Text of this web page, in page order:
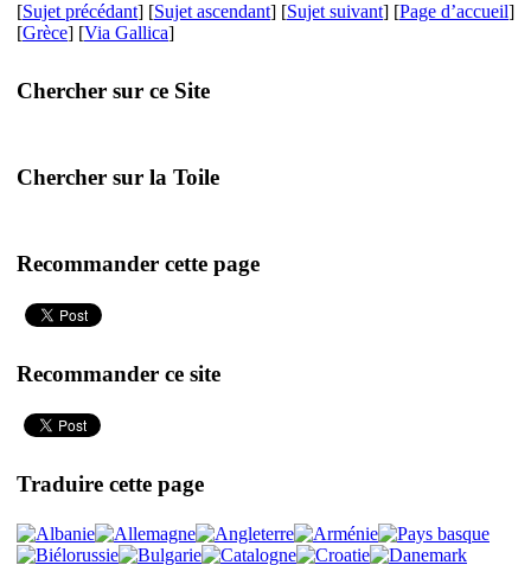
[Sujet précédant] [Sujet ascendant] [Sujet suivant] [Page d’accueil]
[Grèce] [Via Gallica]
Chercher sur ce Site
Chercher sur la Toile
Recommander cette page
Recommander ce site
Traduire cette page